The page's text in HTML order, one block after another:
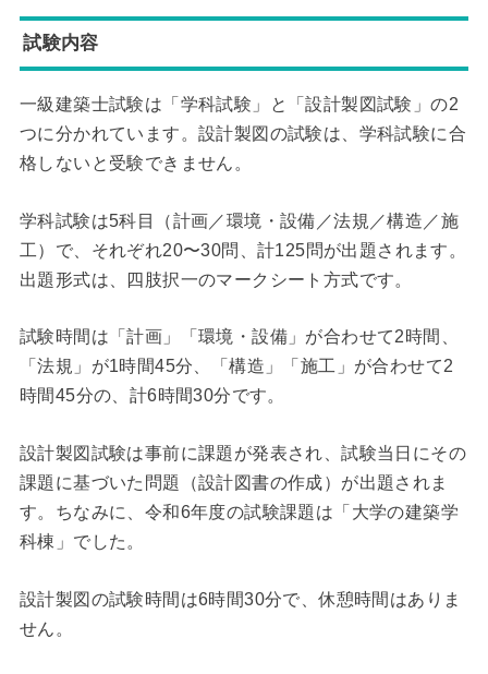
試験内容
一級建築士試験は「学科試験」と「設計製図試験」の2
つに分かれています。設計製図の試験は、学科試験に合
格しないと受験できません。
学科試験は5科目（計画／環境・設備／法規／構造／施
工）で、それぞれ20〜30問、計125問が出題されます。
出題形式は、四肢択一のマークシート方式です。
試験時間は「計画」「環境・設備」が合わせて2時間、
「法規」が1時間45分、「構造」「施工」が合わせて2
時間45分の、計6時間30分です。
設計製図試験は事前に課題が発表され、試験当日にその
課題に基づいた問題（設計図書の作成）が出題されま
す。ちなみに、令和6年度の試験課題は「大学の建築学
科棟」でした。
設計製図の試験時間は6時間30分で、休憩時間はありま
せん。